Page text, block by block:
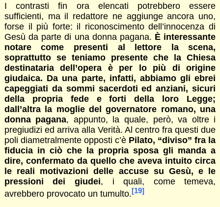
I contrasti fin ora elencati potrebbero essere
sufficienti, ma il redattore ne aggiunge ancora uno,
forse il più forte: il riconoscimento dell’innocenza di
Gesù da parte di una donna pagana. È interessante
notare come presenti al lettore la scena,
soprattutto se teniamo presente che la Chiesa
destinataria dell’opera è per lo più di origine
giudaica. Da una parte, infatti, abbiamo gli ebrei
capeggiati da sommi sacerdoti ed anziani, sicuri
della propria fede e forti della loro Legge;
dall’altra la moglie del governatore romano, una
donna pagana, appunto, la quale, però, va oltre i
pregiudizi ed arriva alla Verità. Al centro fra questi due
poli diametralmente opposti c’è Pilato, “diviso” fra la
fiducia in ciò che la propria sposa gli manda a
dire, confermato da quello che aveva intuito circa
le reali motivazioni delle accuse su Gesù, e le
pressioni dei giudei, i quali, come temeva,
avrebbero provocato un tumulto.[19]